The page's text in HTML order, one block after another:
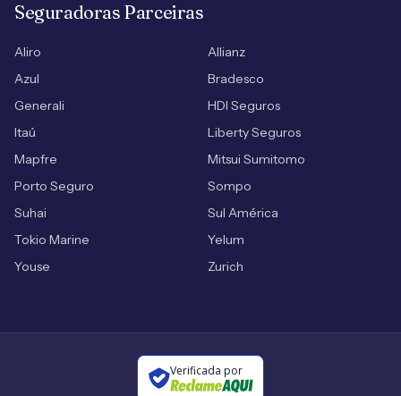
Seguradoras Parceiras
Aliro
Allianz
Azul
Bradesco
Generali
HDI Seguros
Itaú
Liberty Seguros
Mapfre
Mitsui Sumitomo
Porto Seguro
Sompo
Suhai
Sul América
Tokio Marine
Yelum
Youse
Zurich
Verificada por